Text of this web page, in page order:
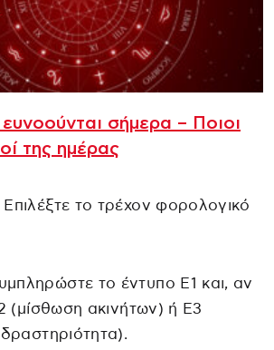
σήμερα – Ποιοι
της ημέρας
το τρέχον φορολογικό
το έντυπο Ε1 και, αν
(μίσθωση ακινήτων) ή Ε3
δραστηριότητα).